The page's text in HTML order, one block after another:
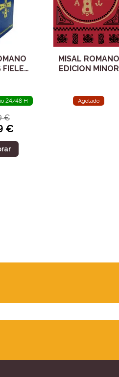
FIELES
24/48 H
€
€
MISAL ROMANO
EDICION MINOR
Agotado